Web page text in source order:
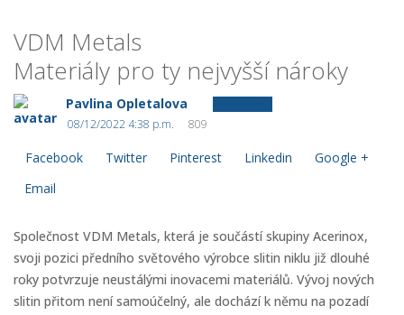
VDM Metals
Materiály pro ty nejvyšší nároky
Pavlina Opletalova
08/12/2022 4:38 p.m.
809
Facebook Twitter Pinterest Linkedin
Google +
Email
Společnost VDM Metals, která je součástí skupiny Acerinox,
svoji pozici předního světového výrobce slitin niklu již dlouhé
roky potvrzuje neustálými inovacemi materiálů. Vývoj nových
slitin přitom není samoúčelný, ale dochází k němu na pozadí